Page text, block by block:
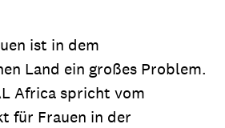
ist in dem
Land ein großes Problem.
Africa spricht vom
für Frauen in der